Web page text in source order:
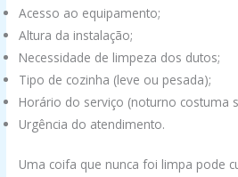
Acesso ao equipamento;
Altura da instalação;
Necessidade de limpeza dos dutos;
Tipo de cozinha (leve ou pesada);
Horário do serviço (noturno costuma
Urgência do atendimento.
Uma coifa que nunca foi limpa pode